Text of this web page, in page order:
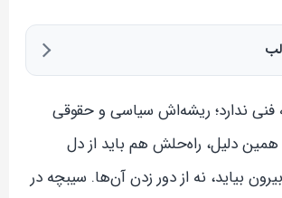
ندارد؛ ریشه‌اش سیاسی و حقوقی
دلیل، راه‌حلش هم باید از دل
بیاید، نه از دور زدن آن‌ها. سیبچه در